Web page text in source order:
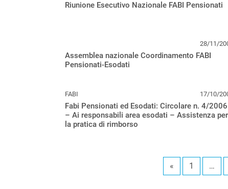
Riunione Esecutivo Nazionale FABI Pensionati
28/11/
Assemblea nazionale Coordinamento FABI
Pensionati-Esodati
FABI 17/10/
Fabi Pensionati ed Esodati: Circolare n. 4/2006
– Ai responsabili area esodati – Assistenza per
la pratica di rimborso
« 1 …